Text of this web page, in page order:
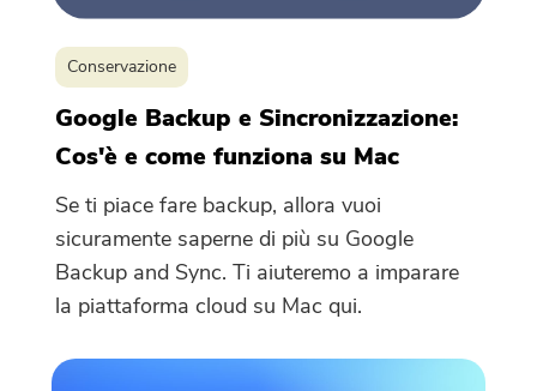
Conservazione
Google Backup e Sincronizzazione:
Cos'è e come funziona su Mac
Se ti piace fare backup, allora vuoi
sicuramente saperne di più su Google
Backup and Sync. Ti aiuteremo a imparare
la piattaforma cloud su Mac qui.